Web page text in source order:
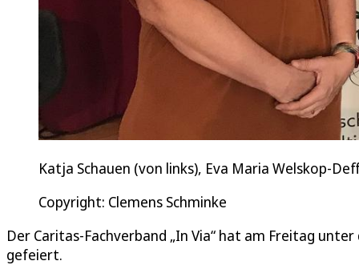
Katja Schauen (von links), Eva Maria Welskop-
Copyright: Clemens Schminke
Der Caritas-Fachverband „In Via“ hat am Freitag
gefeiert.